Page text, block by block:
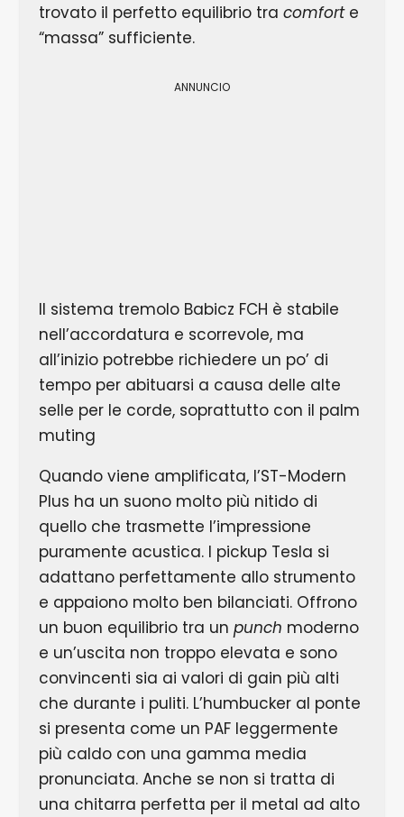
trovato il perfetto equilibrio tra comfort e
“massa” sufficiente.
ANNUNCIO
Il sistema tremolo Babicz FCH è stabile
nell’accordatura e scorrevole, ma
all’inizio potrebbe richiedere un po’ di
tempo per abituarsi a causa delle alte
selle per le corde, soprattutto con il palm
muting
Quando viene amplificata, l’ST-Modern
Plus ha un suono molto più nitido di
quello che trasmette l’impressione
puramente acustica. I pickup Tesla si
adattano perfettamente allo strumento
e appaiono molto ben bilanciati. Offrono
un buon equilibrio tra un punch moderno
e un’uscita non troppo elevata e sono
convincenti sia ai valori di gain più alti
che durante i puliti. L’humbucker al ponte
si presenta come un PAF leggermente
più caldo con una gamma media
pronunciata. Anche se non si tratta di
una chitarra perfetta per il metal ad alto